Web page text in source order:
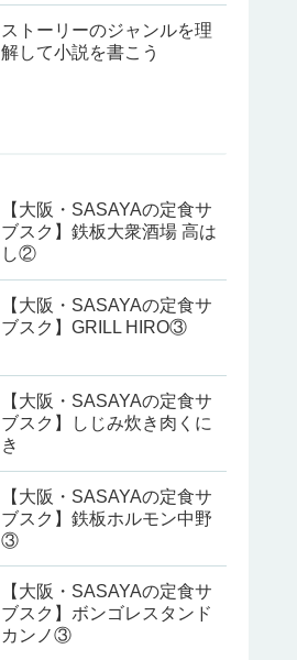
ストーリーのジャンルを理
解して小説を書こう
【大阪・SASAYAの定食サ
ブスク】鉄板大衆酒場 高は
し②
【大阪・SASAYAの定食サ
ブスク】GRILL HIRO③
【大阪・SASAYAの定食サ
ブスク】しじみ炊き肉くに
き
【大阪・SASAYAの定食サ
ブスク】鉄板ホルモン中野
③
【大阪・SASAYAの定食サ
ブスク】ボンゴレスタンド
カンノ③